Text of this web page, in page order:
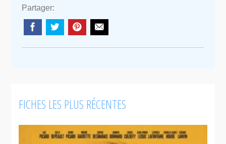
Partager:
FICHES LES PLUS RÉCENTES